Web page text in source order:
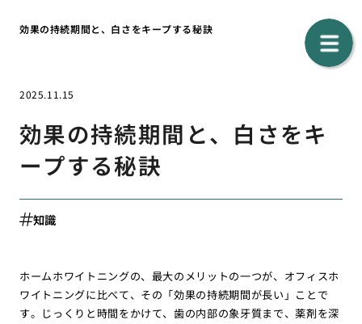
効果の持続期間と、白さをキープする秘訣
2025.11.15
効果の持続期間と、白さをキ
ープする秘訣
知識
ホームホワイトニングの、最大のメリットの一つが、オフィスホ
ワイトニングに比べて、その「効果の持続期間が長い」ことで
す。じっくりと時間をかけて、歯の内部の象牙質まで、薬剤を深